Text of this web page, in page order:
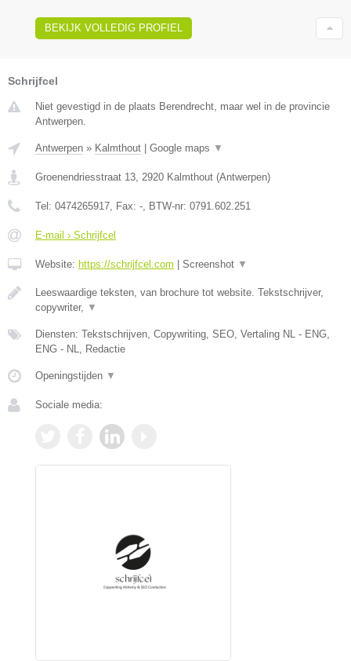
BEKIJK VOLLEDIG PROFIEL
Schrijfcel
Niet gevestigd in de plaats Berendrecht, maar wel in de provincie
Antwerpen.
Antwerpen » Kalmthout | Google maps ▼
Groenendriesstraat 13 2920 Kalmthout (Antwerpen)
Tel: 0474265917 , Fax: - , BTW-nr: 0791.602.251
E-mail › Schrijfcel
Website: https://schrijfcel.com | Screenshot ▼
Leeswaardige teksten, van brochure tot website. Tekstschrijver,
copywriter,
▼
Diensten: Tekstschrijven, Copywriting, SEO, Vertaling NL - ENG,
ENG - NL, Redactie
Openingstijden ▼
Sociale media: